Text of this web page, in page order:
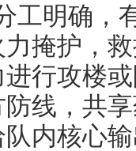
工明确，
掩护，
行攻楼
线，共
内核心